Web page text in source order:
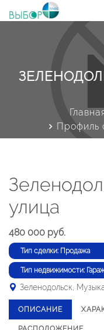
Профиль
улица
480 000 руб.
Тип сделки: Продажа
Тип недвижимости:
Зеленодольск,
ОПИСАНИЕ